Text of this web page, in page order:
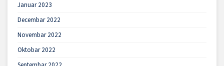
Januar 2023
Decembar 2022
Novembar 2022
Oktobar 2022